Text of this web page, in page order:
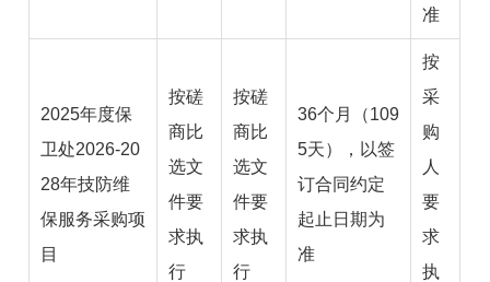
准
2025年度保
卫处2026-20
28年技防维
保服务采购项
目
按磋
商比
选文
件要
求执
行
按磋
商比
选文
件要
求执
行
36个月（109
5天），以签
订合同约定
起止日期为
准
按
采
购
人
要
求
执